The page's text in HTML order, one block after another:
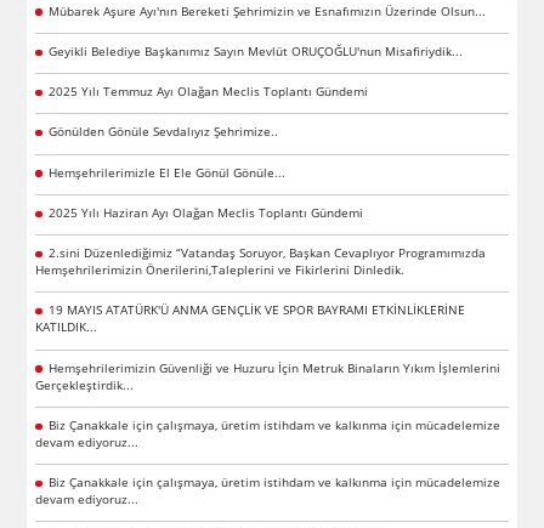
Mübarek Aşure Ayı'nın Bereketi Şehrimizin ve Esnafımızın Üzerinde Olsun...
Geyikli Belediye Başkanımız Sayın Mevlüt ORUÇOĞLU'nun Misafiriydik...
2025 Yılı Temmuz Ayı Olağan Meclis Toplantı Gündemi
Gönülden Gönüle Sevdalıyız Şehrimize..
Hemşehrilerimizle El Ele Gönül Gönüle...
2025 Yılı Haziran Ayı Olağan Meclis Toplantı Gündemi
2.sini Düzenlediğimiz “Vatandaş Soruyor, Başkan Cevaplıyor Programımızda
Hemşehrilerimizin Önerilerini,Taleplerini ve Fikirlerini Dinledik.
19 MAYIS ATATÜRK'Ü ANMA GENÇLİK VE SPOR BAYRAMI ETKİNLİKLERİNE
KATILDIK...
Hemşehrilerimizin Güvenliği ve Huzuru İçin Metruk Binaların Yıkım İşlemlerini
Gerçekleştirdik...
Biz Çanakkale için çalışmaya, üretim istihdam ve kalkınma için mücadelemize
devam ediyoruz...
Biz Çanakkale için çalışmaya, üretim istihdam ve kalkınma için mücadelemize
devam ediyoruz...